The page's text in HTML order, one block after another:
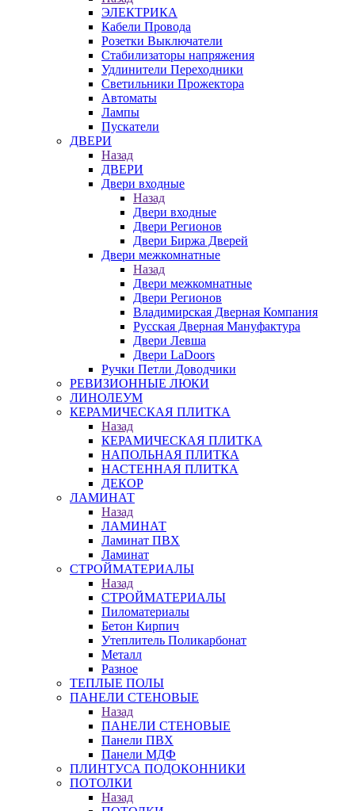
ЭЛЕКТРИКА
Кабели Провода
Розетки Выключатели
Стабилизаторы напряжения
Удлинители Переходники
Светильники Прожектора
Автоматы
Лампы
Пускатели
ДВЕРИ
Назад
ДВЕРИ
Двери входные
Назад
Двери входные
Двери Регионов
Двери Биржа Дверей
Двери межкомнатные
Назад
Двери межкомнатные
Двери Регионов
Владимирская Дверная Компания
Русская Дверная Мануфактура
Двери Левша
Двери LaDoors
Ручки Петли Доводчики
РЕВИЗИОННЫЕ ЛЮКИ
ЛИНОЛЕУМ
КЕРАМИЧЕСКАЯ ПЛИТКА
Назад
КЕРАМИЧЕСКАЯ ПЛИТКА
НАПОЛЬНАЯ ПЛИТКА
НАСТЕННАЯ ПЛИТКА
ДЕКОР
ЛАМИНАТ
Назад
ЛАМИНАТ
Ламинат ПВХ
Ламинат
СТРОЙМАТЕРИАЛЫ
Назад
СТРОЙМАТЕРИАЛЫ
Пиломатериалы
Бетон Кирпич
Утеплитель Поликарбонат
Металл
Разное
ТЕПЛЫЕ ПОЛЫ
ПАНЕЛИ СТЕНОВЫЕ
Назад
ПАНЕЛИ СТЕНОВЫЕ
Панели ПВХ
Панели МДФ
ПЛИНТУСА ПОДОКОННИКИ
ПОТОЛКИ
Назад